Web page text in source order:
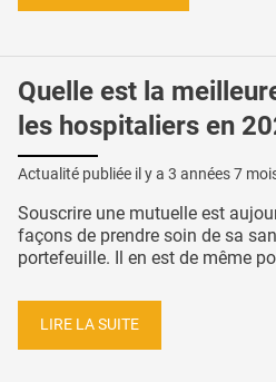
Quelle est la
les hospitaliers en
Actualité publiée il y a 3 années 7
Souscrire une mutuelle est
façons de prendre soin de sa
portefeuille. Il en est de même
LIRE LA SUITE